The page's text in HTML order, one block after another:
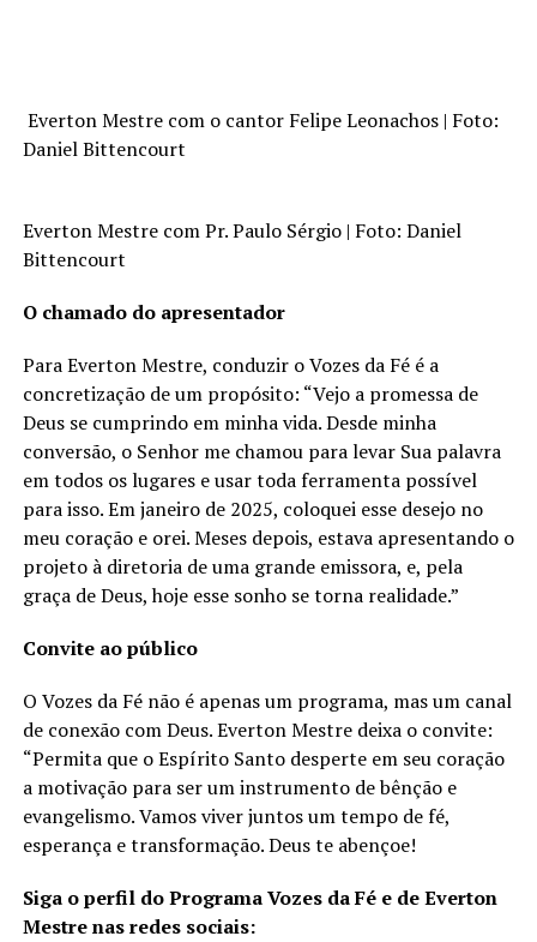
Everton Mestre com o cantor Felipe Leonachos | Foto:
Daniel Bittencourt
Everton Mestre com Pr. Paulo Sérgio | Foto: Daniel
Bittencourt
O chamado do apresentador
Para Everton Mestre, conduzir o Vozes da Fé é a
concretização de um propósito: “Vejo a promessa de
Deus se cumprindo em minha vida. Desde minha
conversão, o Senhor me chamou para levar Sua palavra
em todos os lugares e usar toda ferramenta possível
para isso. Em janeiro de 2025, coloquei esse desejo no
meu coração e orei. Meses depois, estava apresentando o
projeto à diretoria de uma grande emissora, e, pela
graça de Deus, hoje esse sonho se torna realidade.”
Convite ao público
O Vozes da Fé não é apenas um programa, mas um canal
de conexão com Deus. Everton Mestre deixa o convite:
“Permita que o Espírito Santo desperte em seu coração
a motivação para ser um instrumento de bênção e
evangelismo. Vamos viver juntos um tempo de fé,
esperança e transformação. Deus te abençoe!
Siga o perfil do Programa Vozes da Fé e de Everton
Mestre nas redes sociais: